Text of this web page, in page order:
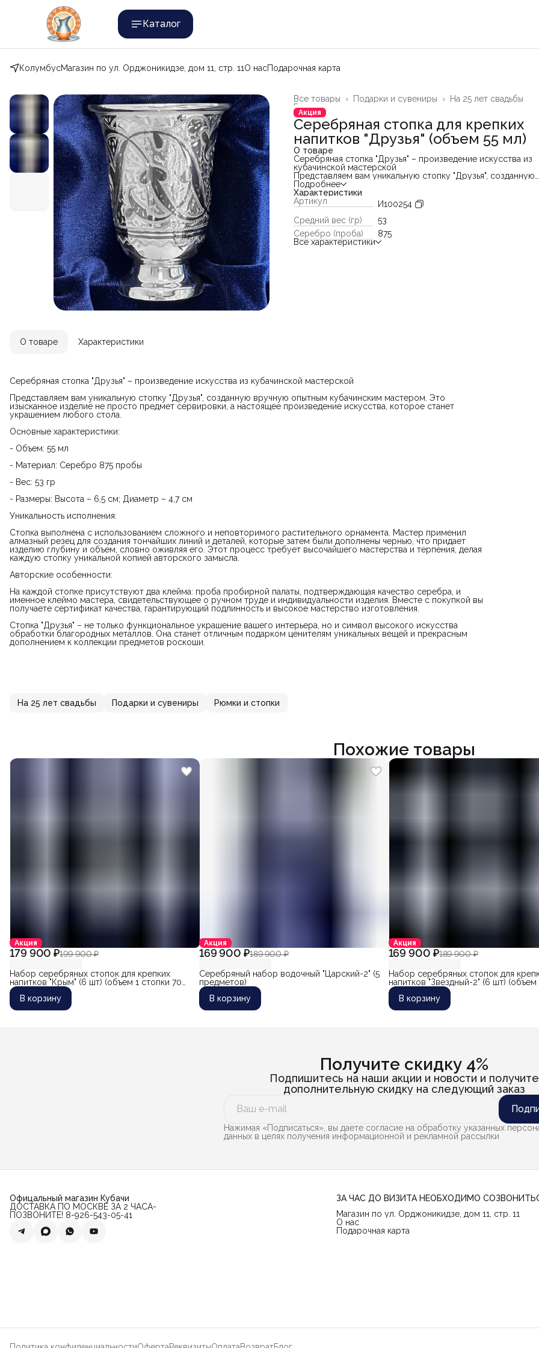
Каталог
КолумбусМагазин по ул. Орджоникидзе, дом 11, стр. 11О насПодарочная карта
На 25 лет свадьбы
Подарки и сувениры ›
Все товары
›
Главная
Акция
Серебряная стопка для крепких
напитков "Друзья" (объем 55 мл)
О товаре
Серебряная стопка "Друзья" – произведение искусства из
кубачинской мастерской
Представляем вам уникальную стопку "Друзья", созданную
вручную опытным кубачинским мастером. Это изысканное
изделие не просто предмет сервировки, а настоящее
произведение искусства, которое станет украшением
стола.
Основные характеристики:
- Объем: 55 мл
- Материал: Серебро 875 пробы
- Вес: 53 гр
мастерство изготовления.
Стопка "Друзья" – не только функциональное украшение
интерьера, но и символ высокого искусства обработки
благородных металлов. Она станет отличным подарком
ценителям уникальных вещей и прекрасным дополнением к
Подробнее
Характеристики
Артикул
И100254
Средний вес (гр)
53
Серебро (проба)
875
Все характеристики
О товаре Характеристики
Серебряная стопка "Друзья" – произведение искусства из кубачинской мастерской
Представляем вам уникальную стопку "Друзья", созданную вручную опытным кубачинским мастером. Это
изысканное изделие не просто предмет сервировки, а настоящее произведение искусства, которое станет
украшением любого стола.
Основные характеристики:
- Объем: 55 мл
- Материал: Серебро 875 пробы
- Вес: 53 гр
- Размеры: Высота – 6,5 см; Диаметр – 4,7 см
Уникальность исполнения:
Стопка выполнена с использованием сложного и неповторимого растительного орнамента. Мастер применил
алмазный резец для создания тончайших линий и деталей, которые затем были дополнены чернью, что придает
изделию глубину и объем, словно оживляя его. Этот процесс требует высочайшего мастерства и терпения, делая
каждую стопку уникальной копией авторского замысла.
Авторские особенности:
На каждой стопке присутствуют два клейма: проба пробирной палаты, подтверждающая качество серебра, и
именное клеймо мастера, свидетельствующее о ручном труде и индивидуальности изделия. Вместе с покупкой вы
получаете сертификат качества, гарантирующий подлинность и высокое мастерство изготовления.
Стопка "Друзья" – не только функциональное украшение вашего интерьера, но и символ высокого искусства
обработки благородных металлов. Она станет отличным подарком ценителям уникальных вещей и прекрасным
дополнением к коллекции предметов роскоши.
На 25 лет свадьбы Подарки и сувениры Рюмки и стопки
Похожие товары
Акция
179 900 ₽199 900 ₽
Набор серебряных стопок для крепких
напитков "Крым" (6 шт) (объем 1 стопки 70
мл)
В корзину
Акция
169 900 ₽189 900 ₽
Серебряный набор водочный "Царский-2" (5
предметов)
В корзину
Акция
169 900 ₽189 900 ₽
Набор серебряных стопок для
напитков "Звездный-2" (6 шт) (объем
60 мл)
В корзину
Получите скидку 4%
Подпишитесь на наши акции и новости и получите
дополнительную скидку на следующий заказ
Нажимая «Подписаться», вы даете согласие на обработку указанных
данных в целях получения информационной и рекламной рассылки
Офицальный магазин Кубачи
ДОСТАВКА ПО МОСКВЕ ЗА 2 ЧАСА-
ПОЗВОНИТЕ! 8-926-543-05-41
ЗА ЧАС ДО ВИЗИТА НЕОБХОДИМО
Магазин по ул. Орджоникидзе, дом 11, стр. 11
О нас
Подарочная карта